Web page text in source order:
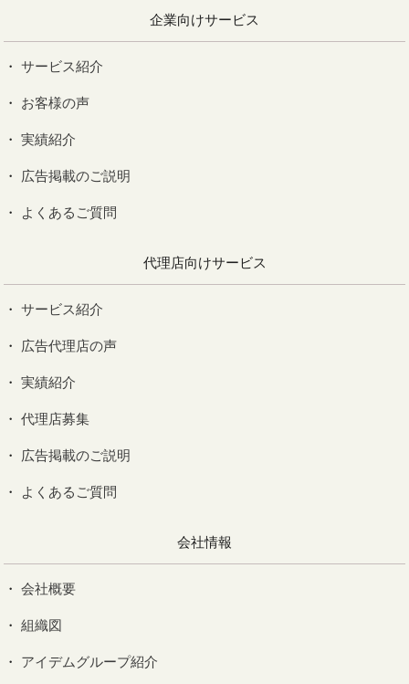
企業向けサービス
サービス紹介
お客様の声
実績紹介
広告掲載のご説明
よくあるご質問
代理店向けサービス
サービス紹介
広告代理店の声
実績紹介
代理店募集
広告掲載のご説明
よくあるご質問
会社情報
会社概要
組織図
アイデムグループ紹介